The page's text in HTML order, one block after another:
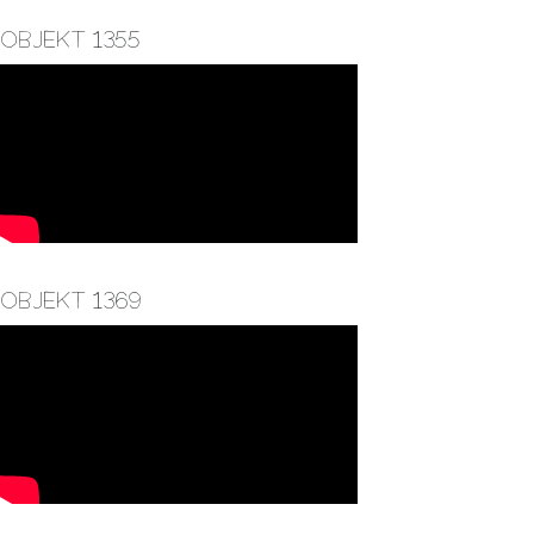
Objekt 1355
Objekt 1369